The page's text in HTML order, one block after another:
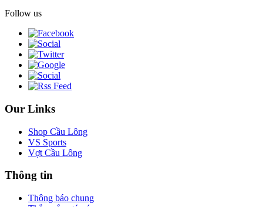
Follow us
Our Links
Shop Cầu Lông
VS Sports
Vợt Cầu Lông
Thông tin
Thông báo chung